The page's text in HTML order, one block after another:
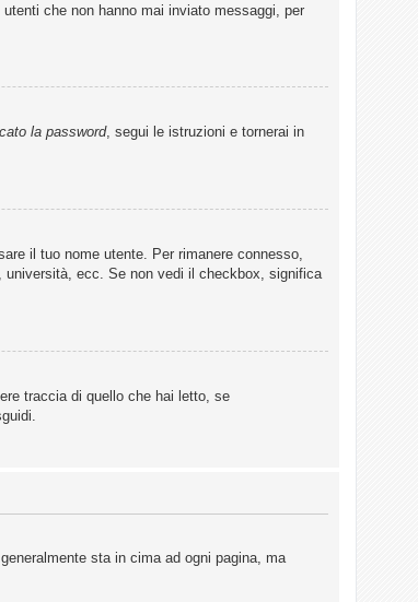
che non hanno mai inviato messaggi, per
la password, segui le istruzioni e tornerai in
il tuo nome utente. Per rimanere connesso,
università, ecc. Se non vedi il checkbox, significa
traccia di quello che hai letto, se
sta in cima ad ogni pagina, ma